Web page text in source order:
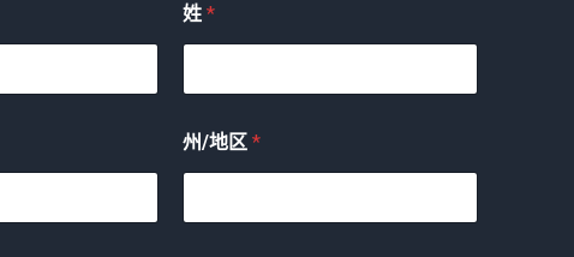
姓 *
州/地区 *